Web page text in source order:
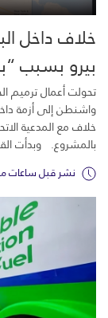
خلاف داخل
بيرو بسبب
تحولت أعمال ترميم
واشنطن إلى أزمة
خلاف مع المدعية
بالمشروع. وبدأت
نشر قبل ساعات